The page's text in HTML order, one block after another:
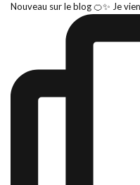
Nouveau sur le blog 🍊✨ Je